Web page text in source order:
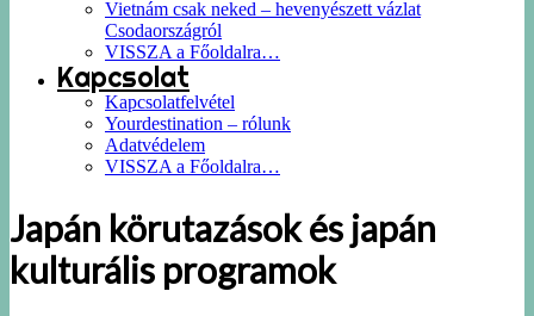
Vietnám csak neked – hevenyészett vázlat
Csodaországról
VISSZA a Főoldalra…
Kapcsolat
Kapcsolatfelvétel
Yourdestination – rólunk
Adatvédelem
VISSZA a Főoldalra…
Japán körutazások és japán
kulturális programok